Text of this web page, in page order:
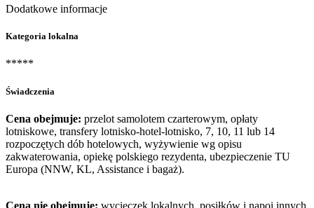
Dodatkowe informacje
Kategoria lokalna
*****
Świadczenia
Cena obejmuje: przelot samolotem czarterowym, opłaty
lotniskowe, transfery lotnisko-hotel-lotnisko, 7, 10, 11 lub 14
rozpoczętych dób hotelowych, wyżywienie wg opisu
zakwaterowania, opiekę polskiego rezydenta, ubezpieczenie TU
Europa (NNW, KL, Assistance i bagaż).
Cena nie obejmuje: wycieczek lokalnych, posiłków i napoi innych